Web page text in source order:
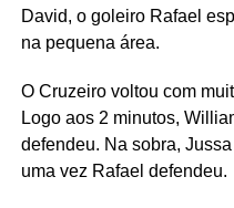
David, o goleiro Rafael
na pequena área.
O Cruzeiro voltou com
Logo aos 2 minutos,
defendeu. Na sobra,
uma vez Rafael defendeu.